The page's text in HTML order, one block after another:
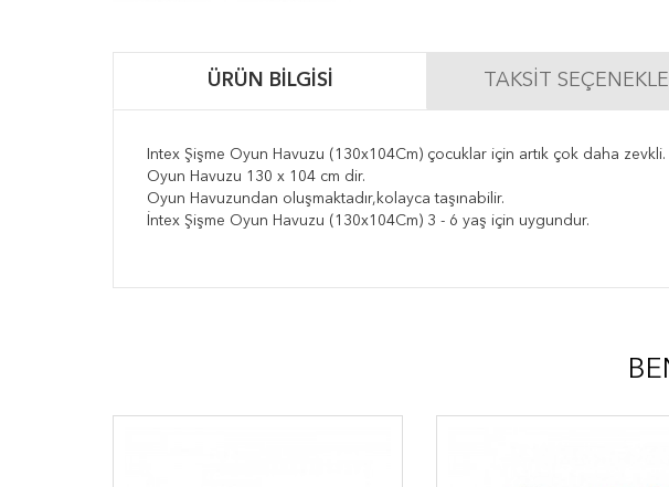
ÜRÜN BILGISI TAKSIT
Intex Şişme Oyun Havuzu (130x104Cm) çocuklar için artık çok daha zevkli.
Oyun Havuzu 130 x 104 cm dir.
Oyun Havuzundan oluşmaktadır,kolayca taşınabilir.
İntex Şişme Oyun Havuzu (130x104Cm) 3 - 6 yaş için uygundur.